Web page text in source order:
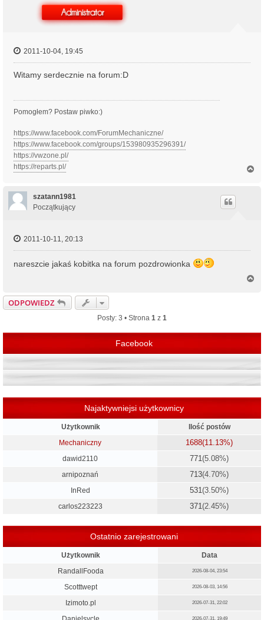
2011-10-04, 19:45
Witamy serdecznie na forum:D
Pomogłem? Postaw piwko:)
https://www.facebook.com/ForumMechaniczne/
https://www.facebook.com/groups/153980935296391/
https://vwzone.pl/
https://reparts.pl/
szatann1981
Początkujący
2011-10-11, 20:13
nareszcie jakaś kobitka na forum pozdrowionka
ODPOWIEDZ
Posty: 3 • Strona 1 z 1
Facebook
Najaktywniejsi użytkownicy
Użytkownik
Ilość postów
Mechaniczny
1688(11.13%)
dawid2110 771(5.08%)
arnipoznań 713(4.70%)
InRed 531(3.50%)
carlos223223 371(2.45%)
Ostatnio zarejestrowani
Użytkownik
Data
RandallFooda
2026-08-04, 23:54
Scotttwept 2026-08-03, 14:56
Izimoto.pl 2026-07-31, 22:02
2026-07-31, 19:49